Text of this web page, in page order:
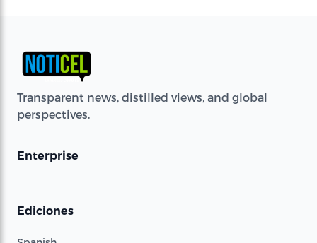
Transparent news, distilled views, and global
perspectives.
Enterprise
Ediciones